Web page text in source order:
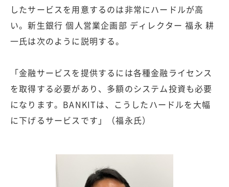
したサービスを用意するのは非常にハードルが高
い。新生銀行 個人営業企画部 ディレクター 福永 耕
一氏は次のように説明する。
「金融サービスを提供するには各種金融ライセンス
を取得する必要があり、多額のシステム投資も必要
になります。BANKITは、こうしたハードルを大幅
に下げるサービスです」（福永氏）